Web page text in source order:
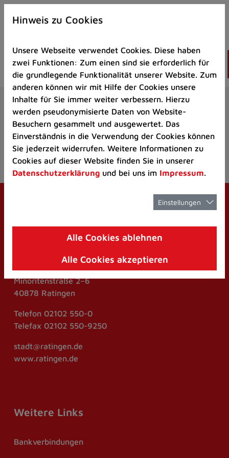
Zur
Startseite
Zum
Seitenanfang
springen
(Schnelltaste
A)
Zur
Navigation/Menü
springen
(Schnelltaste
M)
Zur
8)
Aktuelles Veranstaltungskalender
Oops, an error occurred! Request: 6dbf7ed13545e
Stadt Ratingen
Minoritenstraße 2–6
40878 Ratingen
Telefon 02102 550-0
Telefax 02102 550-9250
stadt@ratingen.de
www.ratingen.de
Weitere Links
Bankverbindungen
Hinweis zu Cookies
Unsere Webseite verwendet Cookies. Diese haben
zwei Funktionen: Zum einen sind sie erforderlich für
die grundlegende Funktionalität unserer Website. Zum
anderen können wir mit Hilfe der Cookies unsere
Inhalte für Sie immer weiter verbessern. Hierzu
werden pseudonymisierte Daten von Website-
Besuchern gesammelt und ausgewertet. Das
Einverständnis in die Verwendung der Cookies können
Sie jederzeit widerrufen. Weitere Informationen zu
Cookies auf dieser Website finden Sie in unserer
Datenschutzerklärung und bei uns im Impressum.
Einstellungen
Alle Cookies ablehnen
Alle Cookies akzeptieren